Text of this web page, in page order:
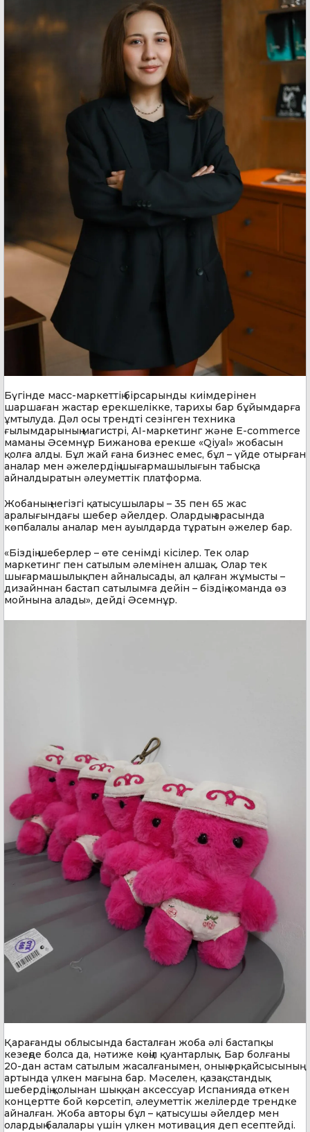
Бүгінде масс-маркеттің бірсарынды киімдерінен
шаршаған жастар ерекшелікке, тарихы бар бұйымдарға
ұмтылуда. Дәл осы трендті сезінген техника
ғылымдарының магистрі, AI-маркетинг және E-commerce
маманы Әсемнұр Бижанова ерекше «Qiyal» жобасын
қолға алды. Бұл жай ғана бизнес емес, бұл – үйде отырған
аналар мен әжелердің шығармашылығын табысқа
айналдыратын әлеуметтік платформа.
Жобаның негізгі қатысушылары – 35 пен 65 жас
аралығындағы шебер әйелдер. Олардың арасында
көпбалалы аналар мен ауылдарда тұратын әжелер бар.
«Біздің шеберлер – өте сенімді кісілер. Тек олар
маркетинг пен сатылым әлемінен алшақ. Олар тек
шығармашылықпен айналысады, ал қалған жұмысты –
дизайннан бастап сатылымға дейін – біздің команда өз
мойнына алады», дейді Әсемнұр.
Қарағанды облысында басталған жоба әлі бастапқы
кезеңде болса да, нәтиже көңіл қуантарлық. Бар болғаны
20-дан астам сатылым жасалғанымен, оның әрқайсысының
артында үлкен мағына бар. Мәселен, қазақстандық
шебердің қолынан шыққан аксессуар Испанияда өткен
концертте бой көрсетіп, әлеуметтік желілерде трендке
айналған. Жоба авторы бұл – қатысушы әйелдер мен
олардың балалары үшін үлкен мотивация деп есептейді.